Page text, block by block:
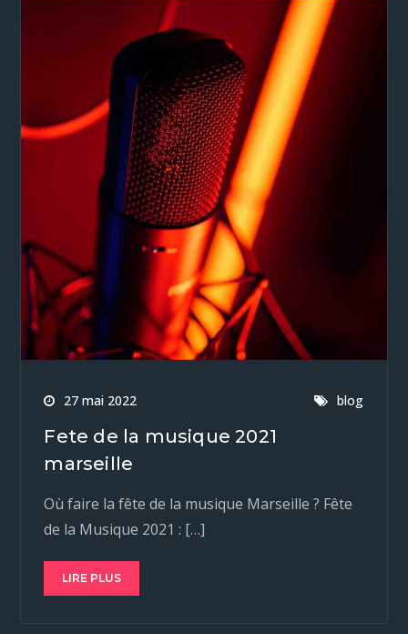
27 mai 2022 blog
Fete de la musique 2021
marseille
Où faire la fête de la musique Marseille ? Fête
de la Musique 2021 : […]
LIRE PLUS